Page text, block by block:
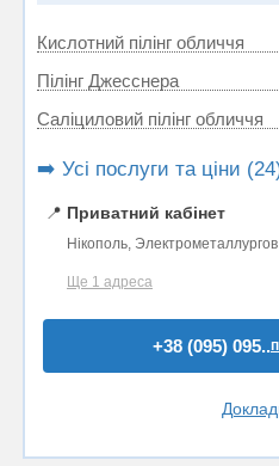
Кислотний пілінг обличчя
Пілінг Джесснера
Саліциловий пілінг обличчя
➡️ Усі послуги та ціни
📍 Приватний кабінет
Нікополь,
Ще 1 адреса
+38 (095) 095..